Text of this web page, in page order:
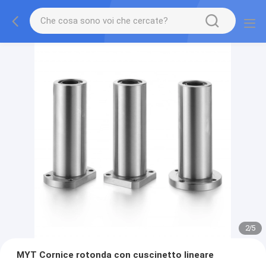
2/5
MYT Cornice rotonda con cuscinetto lineare